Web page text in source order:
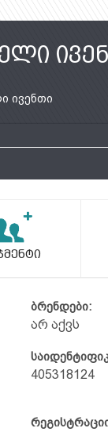
ივენთი
ბრენდები:
არ აქვს
405318124